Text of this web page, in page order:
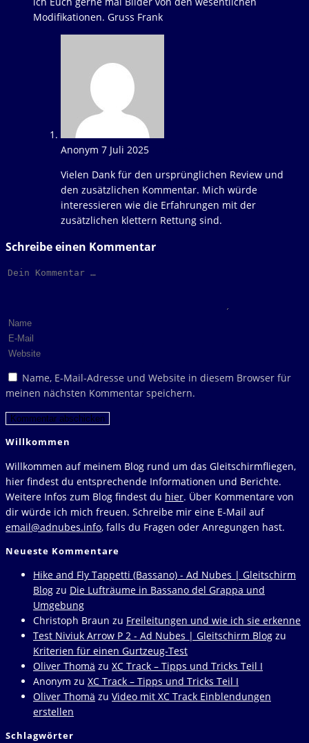
Modifikationen. Gruss Frank
Anonym 7 Juli 2025
Vielen Dank für den ursprünglichen Review und
den zusätzlichen Kommentar. Mich würde
interessieren wie die Erfahrungen mit der
zusätzlichen klettern Rettung sind.
Schreibe einen Kommentar
Kommentar
Gib
deinen
Namen
Benutzernamen
zum
Kommentieren
ein
Gib
deine
Mail-
Adresse
zum
Kommentieren
ein
Gib
Website-
URL
ein
(optional)
Name, E-Mail-Adresse und Website in diesem Browser für
meinen nächsten Kommentar speichern.
Willkommen
Willkommen auf meinem Blog rund um das Gleitschirmfliegen,
hier findest du entsprechende Informationen und Berichte.
Weitere Infos zum Blog findest du hier. Über Kommentare von
dir würde ich mich freuen. Schreibe mir eine E-Mail auf
email@adnubes.info, falls du Fragen oder Anregungen hast.
Neueste Kommentare
Hike and Fly Tappetti (Bassano) - Ad Nubes | Gleitschirm
Blog zu Die Lufträume in Bassano del Grappa und
Umgebung
Christoph Braun zu Freileitungen und wie ich sie erkenne
Test Niviuk Arrow P 2 - Ad Nubes | Gleitschirm Blog zu
Kriterien für einen Gurtzeug-Test
Oliver Thomä zu XC Track – Tipps und Tricks Teil I
Anonym zu XC Track – Tipps und Tricks Teil I
Oliver Thomä zu Video mit XC Track Einblendungen
erstellen
Schlagwörter